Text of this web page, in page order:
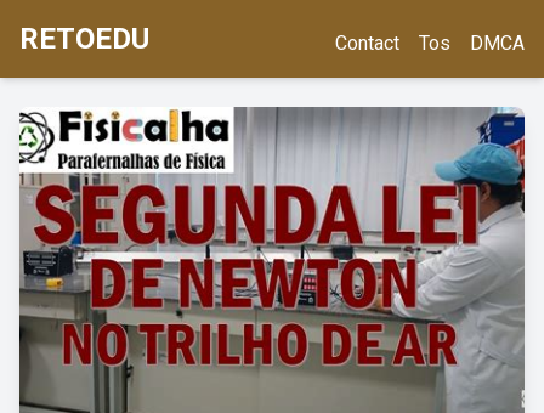
RETOEDU Contact Tos DMCA